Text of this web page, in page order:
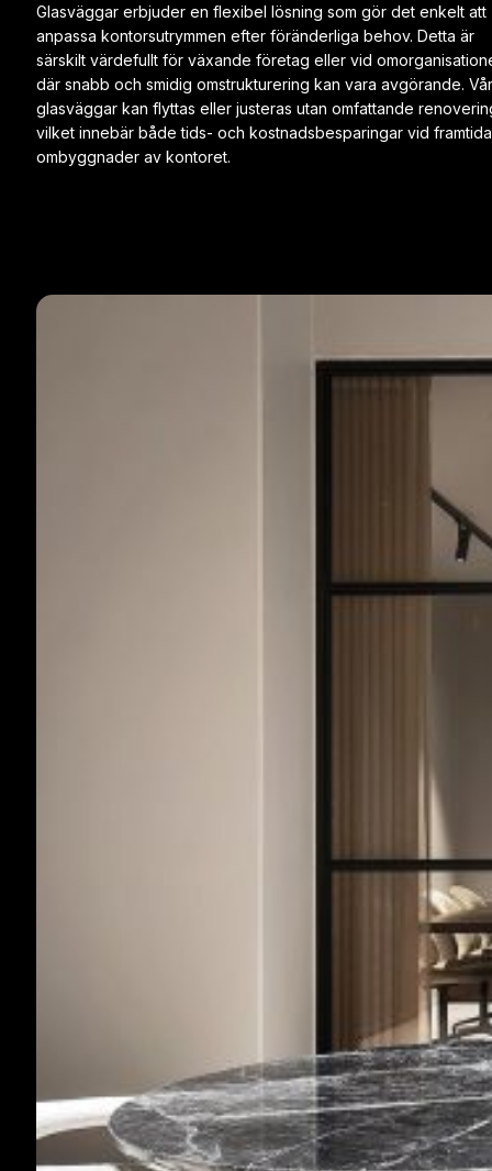
Glasväggar erbjuder en flexibel lösning som gör det enkelt att
anpassa kontorsutrymmen efter föränderliga behov. Detta är
särskilt värdefullt för växande företag eller vid
där snabb och smidig omstrukturering kan vara avgörande.
glasväggar kan flyttas eller justeras utan omfattande
vilket innebär både tids- och kostnadsbesparingar vid framtida
ombyggnader av kontoret.